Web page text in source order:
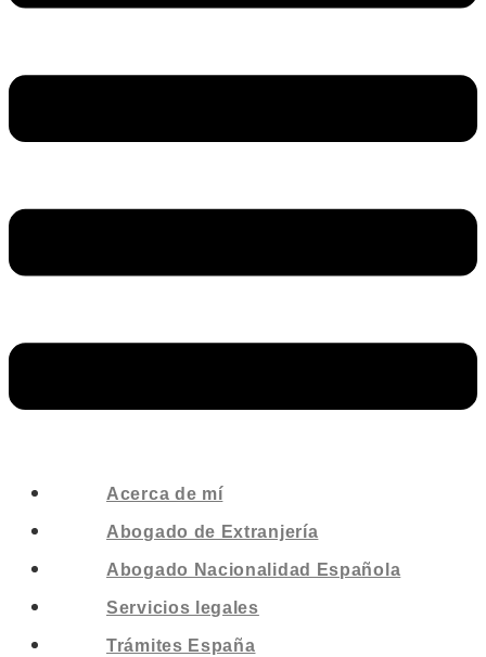
Acerca de mí
Abogado de Extranjería
Abogado Nacionalidad Española
Servicios legales
Trámites España